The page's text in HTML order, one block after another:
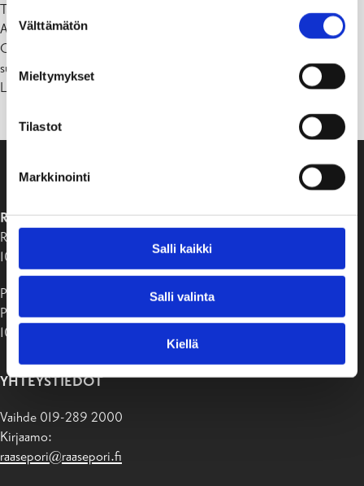
Suostumuksen
valinta
Välttämätön
Mieltymykset
Tilastot
Markkinointi
Salli kaikki
Salli valinta
Kiellä
Tammisaaren taideyhdistyksen joulukuun salonki
Avajaiset ke 1.12.klo 18-20
Galleria Perspektiivi on avoinna ma-ke 10-19, to-pe 10-17, la 10-14,
su suljettu
Lämpimästi tervetuloa!
RAASEPORIN KAUPUNKI
Raaseporintie 37
10650 Tammisaari
Postiosoite:
PB 58
10611 Raasepori
YHTEYSTIEDOT
Vaihde 019-289 2000
Kirjaamo:
raasepori@raasepori.fi